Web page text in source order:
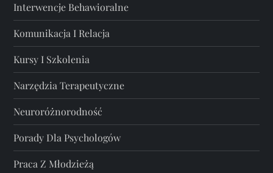
Interwencje Behawioralne
Komunikacja I Relacja
Kursy I Szkolenia
Narzędzia Terapeutyczne
Neuroróżnorodność
Porady Dla Psychologów
Praca Z Młodzieżą